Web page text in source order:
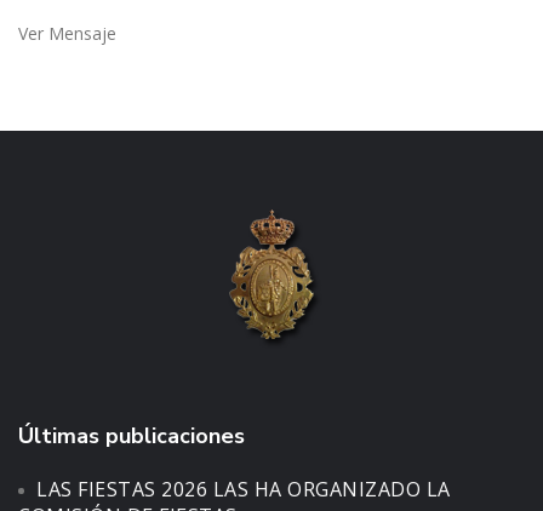
Ver Mensaje
Últimas publicaciones
LAS FIESTAS 2026 LAS HA ORGANIZADO LA